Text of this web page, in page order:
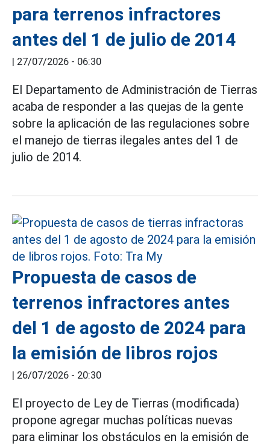
para terrenos infractores
antes del 1 de julio de 2014
| 27/07/2026 - 06:30
El Departamento de Administración de Tierras
acaba de responder a las quejas de la gente
sobre la aplicación de las regulaciones sobre
el manejo de tierras ilegales antes del 1 de
julio de 2014.
Propuesta de casos de
terrenos infractores antes
del 1 de agosto de 2024 para
la emisión de libros rojos
| 26/07/2026 - 20:30
El proyecto de Ley de Tierras (modificada)
propone agregar muchas políticas nuevas
para eliminar los obstáculos en la emisión de